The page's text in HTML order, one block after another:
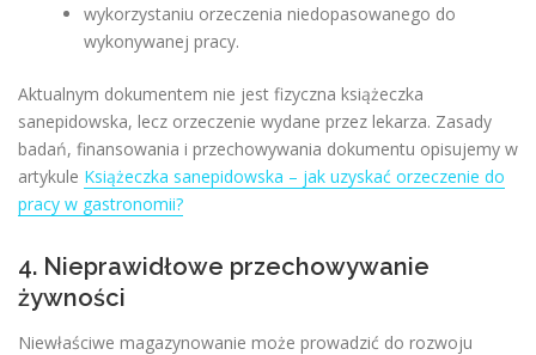
wykorzystaniu orzeczenia niedopasowanego do
wykonywanej pracy.
Aktualnym dokumentem nie jest fizyczna książeczka
sanepidowska, lecz orzeczenie wydane przez lekarza. Zasady
badań, finansowania i przechowywania dokumentu opisujemy w
artykule Książeczka sanepidowska – jak uzyskać orzeczenie do
pracy w gastronomii?
4. Nieprawidłowe przechowywanie
żywności
Niewłaściwe magazynowanie może prowadzić do rozwoju